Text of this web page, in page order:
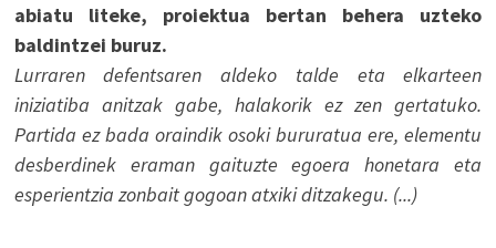
abiatu liteke, proiektua bertan behera uzteko
baldintzei buruz.
Lurraren defentsaren aldeko talde eta elkarteen
iniziatiba anitzak gabe, halakorik ez zen gertatuko.
Partida ez bada oraindik osoki bururatua ere, elementu
desberdinek eraman gaituzte egoera honetara eta
esperientzia zonbait gogoan atxiki ditzakegu. (...)